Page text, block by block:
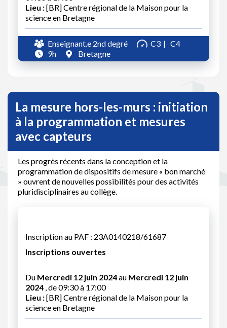
Lieu :[BR] Centre régional de la Maison pour la
science en Bretagne
Enseignant.e 2nd degré C3
C4
9h
Bretagne
La mesure hors-les-murs : initiation
à la programmation et mesures
avec capteurs
Les progrès récents dans la conception et la
programmation de dispositifs de mesure « bon marché
» ouvrent de nouvelles possibilités pour des activités
pluridisciplinaires au collège.
Inscription au PAF : 23A0140218/61687
Inscriptions ouvertes
Du Mercredi 12 juin 2024au Mercredi 12 juin
2024 , de 09:30 à 17:00
Lieu :[BR] Centre régional de la Maison pour la
science en Bretagne